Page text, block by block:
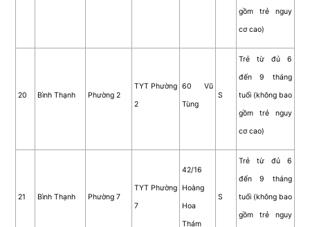
gồm trẻ nguy
cơ cao)
20 Bình Thạnh Phường 2
TYT Phường
2
60 Vũ
Tùng
S
Trẻ từ đủ 6
đến 9 tháng
tuổi (không bao
gồm trẻ nguy
cơ cao)
21 Bình Thạnh Phường 7
TYT Phường
7
42/16
Hoàng
Hoa
Thám
S
Trẻ từ đủ 6
đến 9 tháng
tuổi (không bao
gồm trẻ nguy